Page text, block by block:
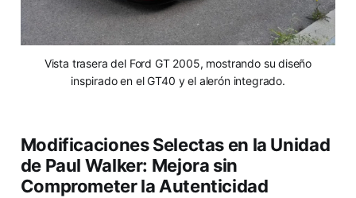
Vista trasera del Ford GT 2005, mostrando su diseño
inspirado en el GT40 y el alerón integrado.
Modificaciones Selectas en la Unidad
de Paul Walker: Mejora sin
Comprometer la Autenticidad